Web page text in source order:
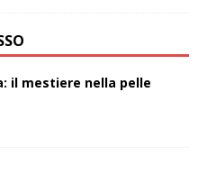
il mestiere nella pelle